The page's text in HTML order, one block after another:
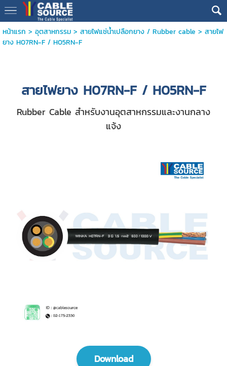
หน้าแรก > อุตสาหกรรม> สายไฟแช่น้ำเปลือกยาง / Rubber cable > สายไฟ
ยาง H07RN-F / H05RN-F
สายไฟยาง H07RN-F / H05RN-F
Rubber Cable สำหรับงานอุตสาหกรรมและงานกลาง
แจ้ง
Download